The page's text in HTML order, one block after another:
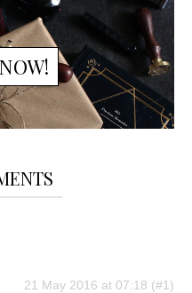
21 May 2016 at 07:18